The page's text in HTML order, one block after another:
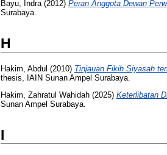
Bayu, Indra(2012) Peran Anggota Dewan
Surabaya.
H
Hakim, Abdul (2010) Tinjauan Fikih Siyasah
thesis, IAIN Sunan Ampel Surabaya.
Hakim, Zahratul Wahidah (2025) Keterlibatan
Sunan Ampel Surabaya.
I